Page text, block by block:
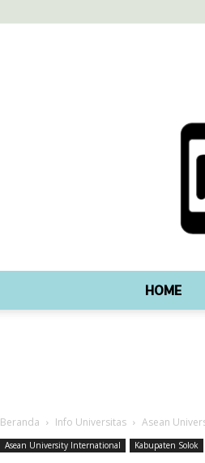
HOME
Beranda Info Universitas Asean
Asean University International Kabupaten Solok